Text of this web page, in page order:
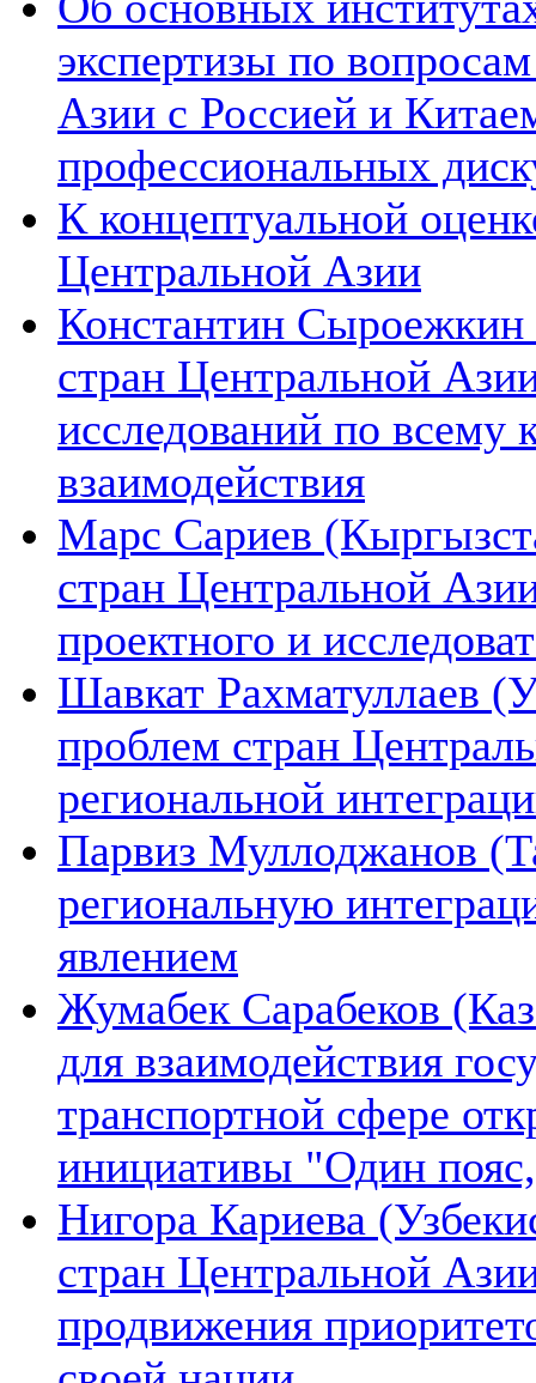
экспертизы по
Азии с Россией и
профессиональных
К концептуальной
Центральной Азии
Константин Сыроежкин
стран Центральной
исследований по всему
взаимодействия
Марс Сариев
стран Центральной
проектного и
Шавкат Рахматуллаев
проблем стран
региональной
Парвиз Муллоджанов
региональную
явлением
Жумабек Сарабеков
для взаимодействия
транспортной сфере
инициативы "Один
Нигора Кариева
стран Центральной
продвижения